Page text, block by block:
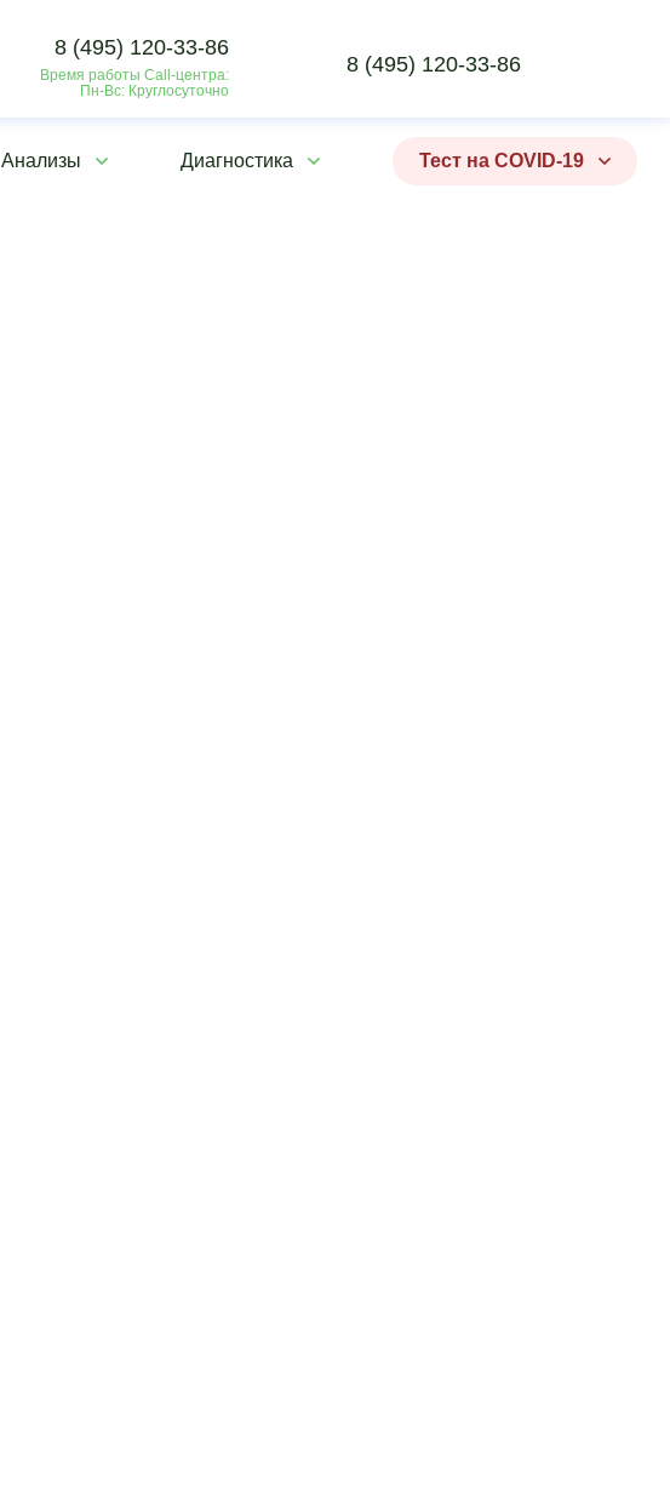
8 (495) 120-33-86
Время работы Call-центра:
Пн-Вс: Круглосуточно
8 (495) 120-33-86
Анализы Диагностика Тест на COVID-19